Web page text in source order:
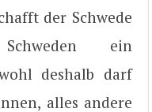
der Schwede
ein
deshalb darf
alles andere